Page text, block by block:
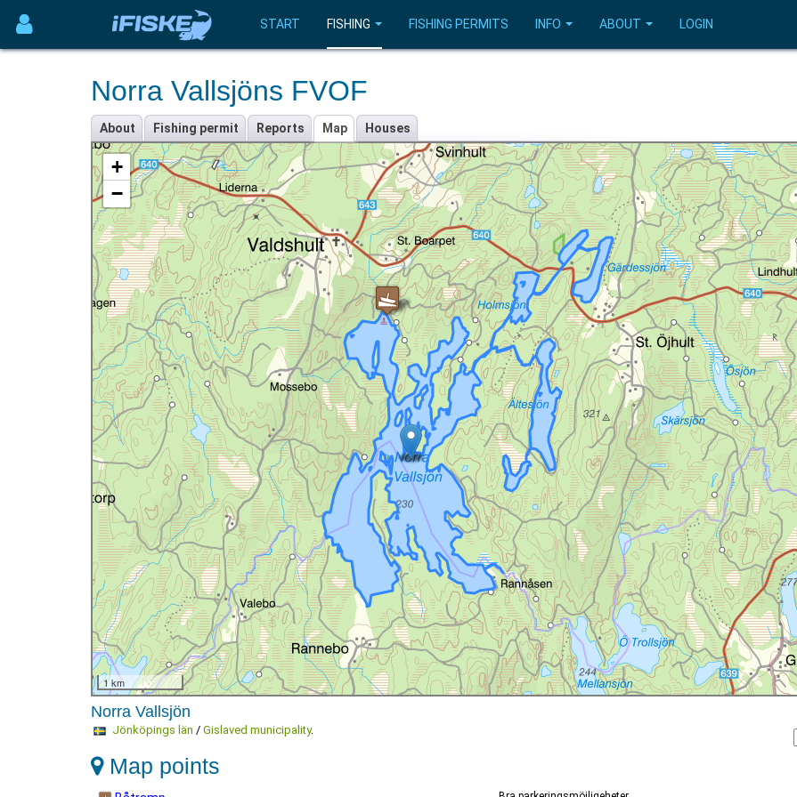
START FISHING FISHING PERMITS INFO ABOUT LOGIN
Norra Vallsjöns FVOF
About Fishing permit Reports Map Houses
+
−
1 km
Norra Vallsjön
Jönköpings län / Gislaved municipality.
Map points